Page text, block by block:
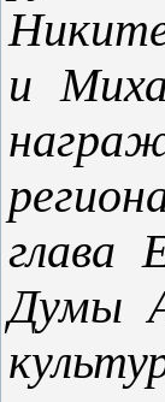
и
глава
Думы